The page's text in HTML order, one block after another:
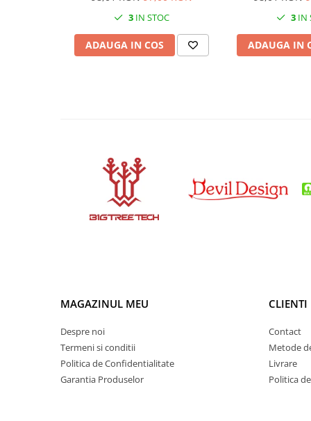
Diode si punti redresoare
Tranzistori si circuite integrate
3 IN STOC
ADAUGA IN COS
3 IN
ADAUGA IN
MAGAZINUL MEU
Despre noi
Termeni si conditii
Politica de Confidentialitate
Garantia Produselor
CLIENTI
Contact
Metode
Livrare
Politica